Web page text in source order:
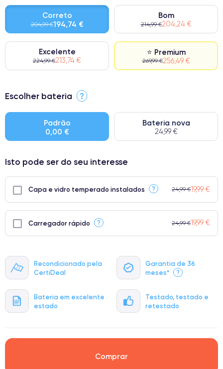
Recondicionado pela
CertiDeal
Garantia de 36
meses*
?
Bateria em excelente
estado
Testado, testado e
retestado
Correto
204,99 €194,74 €
Bom
214,99 €204,24 €
Excelente
224,99 €213,74 €
⭐ Premium
269,99 €256,49 €
⭐ Premium
● Bateria: Adequada para uso intensivo.
● Apenas 5% dos nossos telefones atingem a classificação
Escolher bateria ?
Padrão
0,00 €
Bateria nova
24,99 €
Isto pode ser do seu interesse
Capa e vidro temperado instalados ? 24,99 €19,99 €
Carregador rápido ? 24,99 €19,99 €
Comprar